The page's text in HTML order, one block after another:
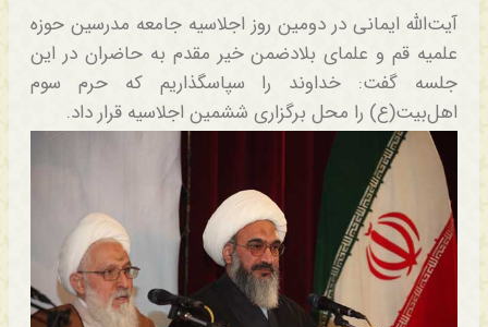
آیت‌الله ایمانی در دومین روز اجلاسیه جامعه مدرسین حوزه
علمیه قم و علمای بلادضمن خیر مقدم به حاضران در این
جلسه گفت: خداوند را سپاسگذاریم که حرم سوم
اهل‌بیت‌(ع) را محل برگزاری ششمین اجلاسیه قرار داد.